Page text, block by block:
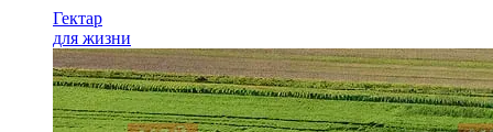
Гектар
для жизни